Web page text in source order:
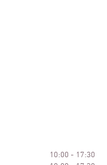
10:00 - 17:30